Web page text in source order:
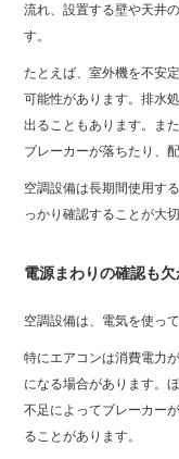
流れ、設置する壁や天井
す。
たとえば、室外機を不安
可能性があります。排水
出ることもあります。ま
ブレーカーが落ちたり、
空調設備は長期間使用す
っかり確認することが大切
電源まわりの確認も
空調設備は、電気を使っ
特にエアコンは消費電力
になる場合があります。
不足によってブレーカー
ることがあります。